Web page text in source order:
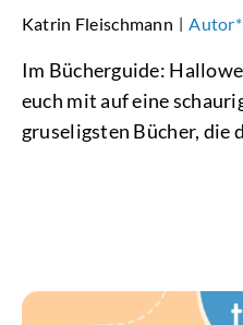
Katrin Fleischmann |
Im Bücherguide:
euch mit auf eine
gruseligsten Bücher, die